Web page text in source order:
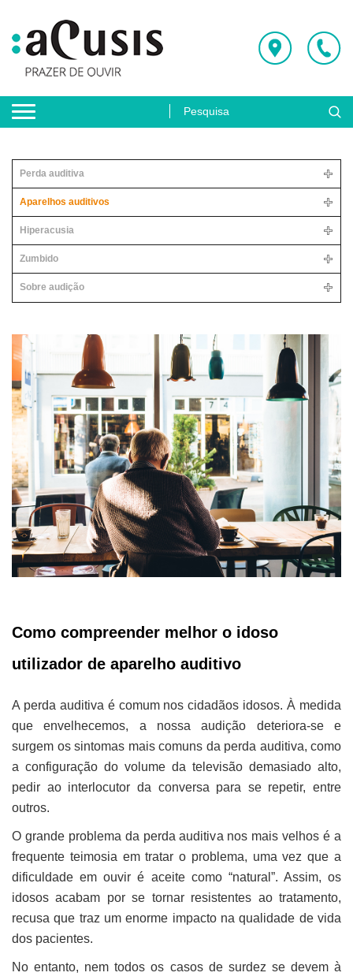
Perda auditiva
Aparelhos auditivos
Hiperacusia
Zumbido
Sobre audição
Como compreender melhor o idoso
utilizador de aparelho auditivo
A perda auditiva é comum nos cidadãos idosos. À medida
que envelhecemos, a nossa audição deteriora-se e
surgem os sintomas mais comuns da perda auditiva, como
a configuração do volume da televisão demasiado alto,
pedir ao interlocutor da conversa para se repetir, entre
outros.
O grande problema da perda auditiva nos mais velhos é a
frequente teimosia em tratar o problema, uma vez que a
dificuldade em ouvir é aceite como “natural”. Assim, os
idosos acabam por se tornar resistentes ao tratamento,
recusa que traz um enorme impacto na qualidade de vida
dos pacientes.
No entanto, nem todos os casos de surdez se devem à